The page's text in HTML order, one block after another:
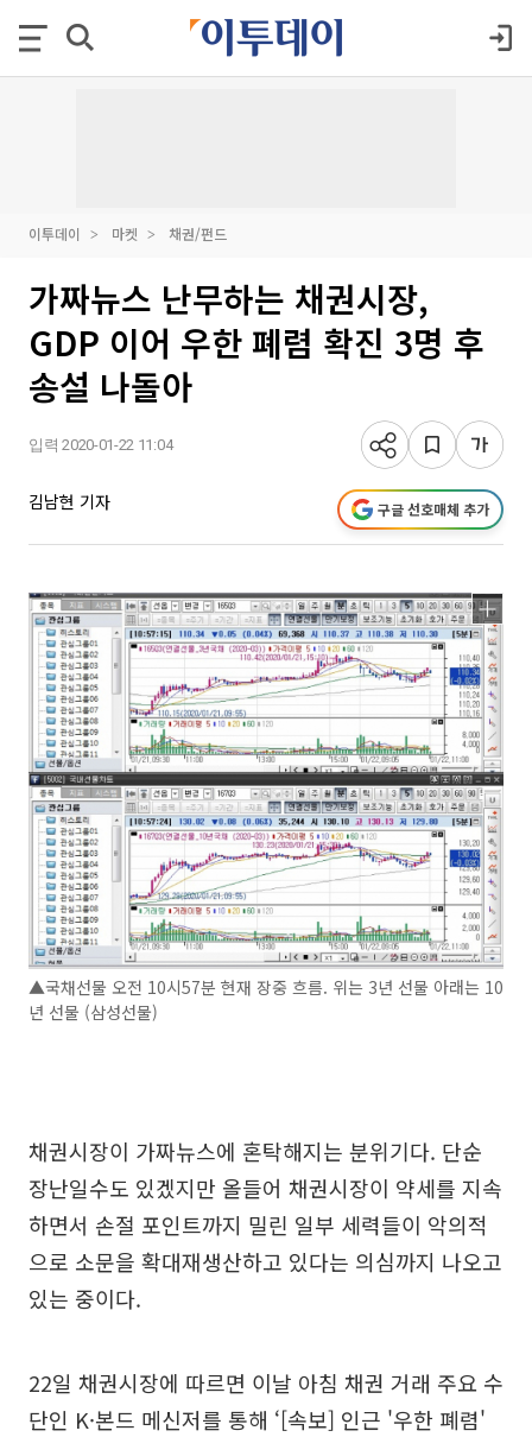
이투데이 마켓 채권/펀드
가짜뉴스 난무하는 채권시장,
GDP 이어 우한 폐렴 확진 3명 후
송설 나돌아
입력 2020-01-22 11:04
김남현 기자 구글 선호매체 추가
▲국채선물 오전 10시57분 현재 장중 흐름. 위는 3년 선물 아래는 10
년 선물 (삼성선물)
채권시장이 가짜뉴스에 혼탁해지는 분위기다. 단순
장난일수도 있겠지만 올들어 채권시장이 약세를 지속
하면서 손절 포인트까지 밀린 일부 세력들이 악의적
으로 소문을 확대재생산하고 있다는 의심까지 나오고
있는 중이다.
22일 채권시장에 따르면 이날 아침 채권 거래 주요 수
단인 K·본드 메신저를 통해 ‘[속보] 인근 '우한 폐렴'